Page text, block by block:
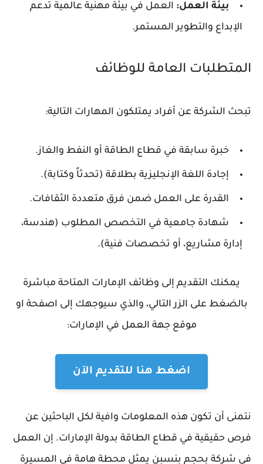
بيئة العمل: العمل في بيئة مهنية عالمية تدعم
الإبداع والتطوير المستمر.
المتطلبات العامة للوظائف
تبحث الشركة عن أفراد يمتلكون المهارات التالية:
خبرة سابقة في قطاع الطاقة أو النفط والغاز.
إجادة اللغة الإنجليزية بطلاقة (تحدثاً وكتابة).
القدرة على العمل ضمن فرق متعددة الثقافات.
شهادة جامعية في التخصص المطلوب (هندسة،
إدارة مشاريع، أو تخصصات فنية).
يمكنك التقديم إلى وظائف الإمارات المتاحة مباشرة
بالضغط على الزر التالي، والذي سيوجهك إلى اصفحة او
موقع جهة العمل في الإمارات:
اضغط هنا للتقديم الآن
نتمنى أن تكون هذه المعلومات وافية لكل الباحثين عن
فرص حقيقية في قطاع الطاقة بدولة الإمارات. إن العمل
في شركة بحجم بنسبن يمثل محطة هامة في المسيرة